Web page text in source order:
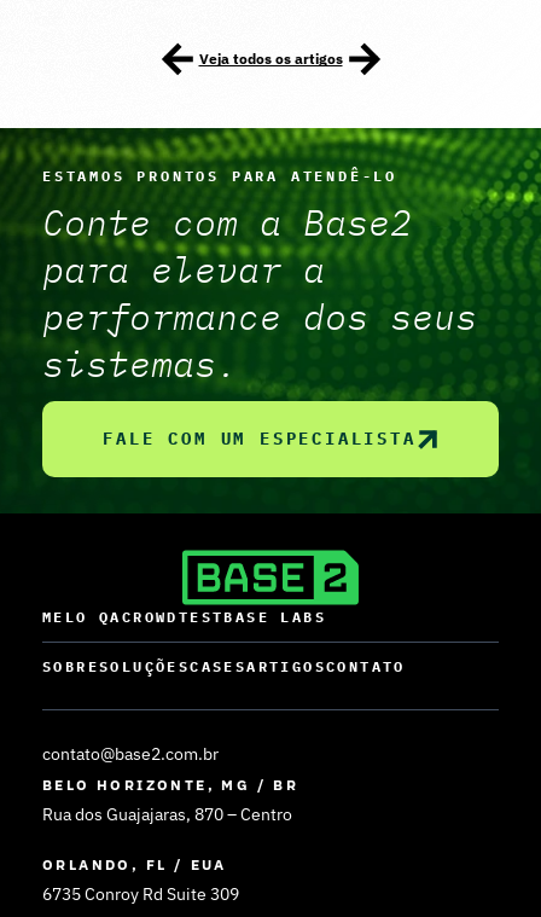
Veja todos os artigos
ESTAMOS PRONTOS PARA ATENDÊ-LO
Conte com a Base2
para elevar a
performance dos seus
sistemas.
FALE COM UM ESPECIALISTA
MELO QA CROWDTEST BASE LABS
SOBRESOLUÇÕESCASESARTIGOSCONTATO
contato@base2.com.br
BELO HORIZONTE, MG / BR
Rua dos Guajajaras, 870 – Centro
ORLANDO, FL / EUA
6735 Conroy Rd Suite 309